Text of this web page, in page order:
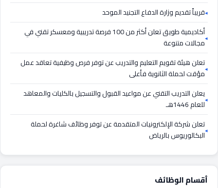
قريباً تقديم وزارة الدفاع التجنيد الموحد
أكاديمية طويق تعلن أكثر من 100 فرصة تدريبية ومعسكر تقني في
مجالات متنوعة
تعلن هيئة تقويم التعليم والتدريب عن توفر فرص وظيفية تعاقد عمل
مؤقت لحملة الثانوية فأعلى
يعلن التدريب التقني عن مواعيد القبول والتسجيل بالكليات والمعاهد
للعام 1446هـ
تعلن شركة الإلكترونيات المتقدمة عن توفر وظائف شاغرة لحملة
البكالوريوس بالرياض
أقسام الوظائف